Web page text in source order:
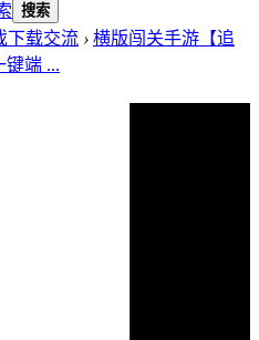
搜索
下载交流 › 横版闯关手游【追
键端 ...